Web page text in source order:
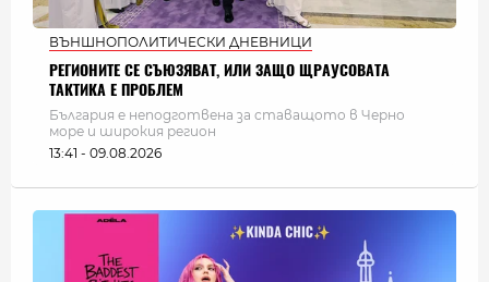
ВЪНШНОПОЛИТИЧЕСКИ ДНЕВНИЦИ
РЕГИОНИТЕ СЕ СЪЮЗЯВАТ, ИЛИ ЗАЩО ЩРАУСОВАТА
ТАКТИКА Е ПРОБЛЕМ
България e неподготвена за ставащото в Черно
море и широкия регион
13:41 - 09.08.2026